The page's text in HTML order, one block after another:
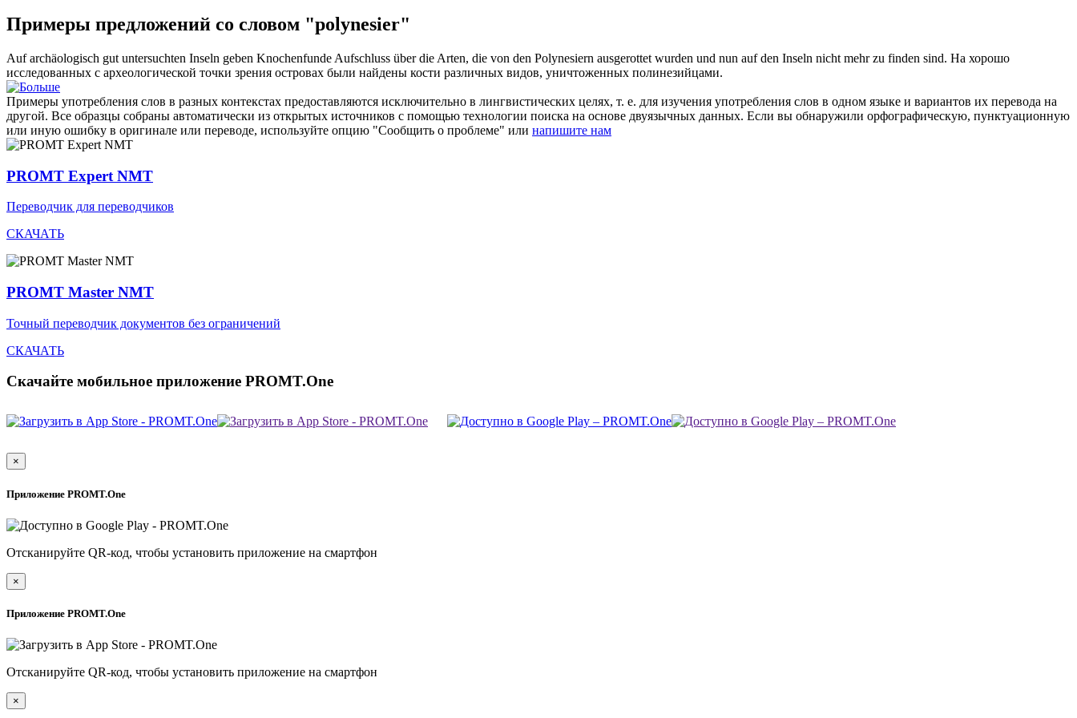
Примеры предложений со словом "polynesier"
Auf archäologisch gut untersuchten Inseln geben Knochenfunde Aufschluss über die Arten, die von den Polynesiern ausgerottet wurden und nun auf den Inseln nicht mehr zu finden sind. На хорошо
исследованных с археологической точки зрения островах были найдены кости различных видов, уничтоженных полинезийцами.
Примеры употребления слов в разных контекстах предоставляются исключительно в лингвистических целях, т. е. для изучения употребления слов в одном языке и вариантов их перевода на
другой. Все образцы собраны автоматически из открытых источников с помощью технологии поиска на основе двуязычных данных. Если вы обнаружили орфографическую, пунктуационную
или иную ошибку в оригинале или переводе, используйте опцию "Сообщить о проблеме" или напишите нам
PROMT Expert NMT
Переводчик для переводчиков
СКАЧАТЬ
PROMT Master NMT
Точный переводчик документов без ограничений
СКАЧАТЬ
Скачайте мобильное приложение PROMT.One
×
Приложение PROMT.One
Отсканируйте QR-код, чтобы установить приложение на смартфон
×
Приложение PROMT.One
Отсканируйте QR-код, чтобы установить приложение на смартфон
×